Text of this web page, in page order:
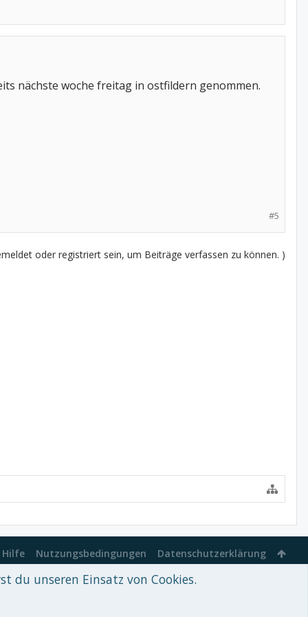
nächste woche freitag in ostfildern genommen.
#5
oder registriert sein, um Beiträge verfassen zu können. )
Hilfe Nutzungsbedingungen Datenschutzerklärung
du unseren Einsatz von Cookies.